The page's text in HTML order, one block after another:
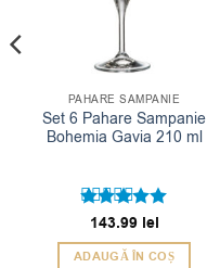
PAHARE SAMPANIE
Set 6 Pahare Sampanie
Bohemia Gavia 210 ml
Evaluat la
5din 5
143.99 lei
ADAUGĂ ÎN COȘ